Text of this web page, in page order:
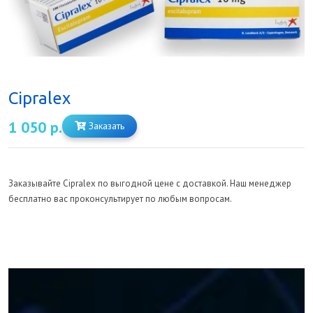
Cipralex
1 050 р.
Заказывайте Cipralex по выгодной цене с доставкой. Наш менеджер
бесплатно вас проконсультирует по любым вопросам.
Заказать